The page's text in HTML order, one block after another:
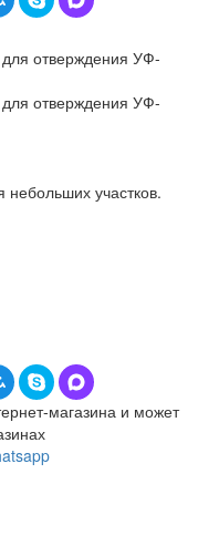
участков.
магазина и может